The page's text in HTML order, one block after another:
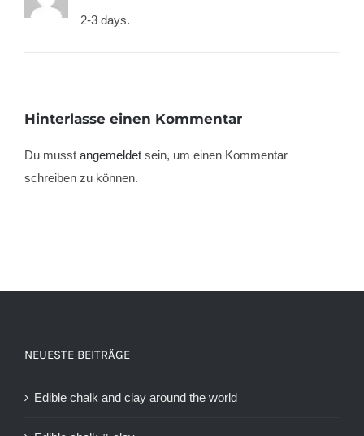
2-3 days.
Hinterlasse einen Kommentar
Du musst angemeldet sein, um einen Kommentar
schreiben zu können.
NEUESTE BEITRÄGE
Edible chalk and clay around the world